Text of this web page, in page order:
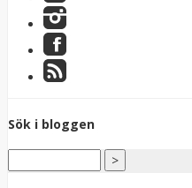
Sök i bloggen